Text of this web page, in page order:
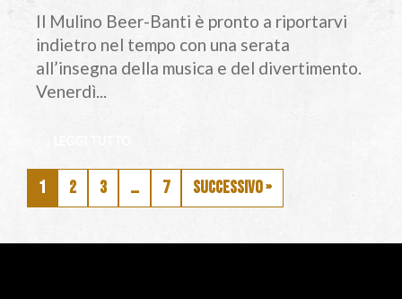
Il Mulino Beer-Banti è pronto a riportarvi
indietro nel tempo con una serata
all’insegna della musica e del divertimento.
Venerdì...
1 2 3 … 7 Successivo »